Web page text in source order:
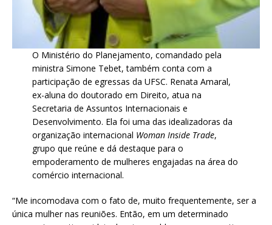
O Ministério do Planejamento, comandado pela
ministra Simone Tebet, também conta com a
participação de egressas da UFSC. Renata Amaral,
ex-aluna do doutorado em Direito, atua na
Secretaria de Assuntos Internacionais e
Desenvolvimento. Ela foi uma das idealizadoras da
organização internacional Woman Inside Trade,
grupo que reúne e dá destaque para o
empoderamento de mulheres engajadas na área do
comércio internacional.
“Me incomodava com o fato de, muito frequentemente, ser a
única mulher nas reuniões. Então, em um determinado